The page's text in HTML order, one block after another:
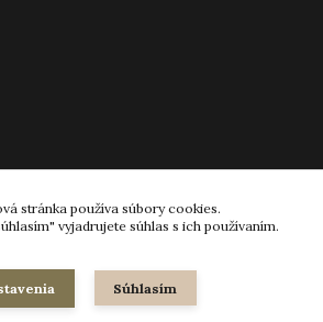
stránka používa súbory cookies.
vyjadrujete súhlas s ich používaním.
Súhlasím